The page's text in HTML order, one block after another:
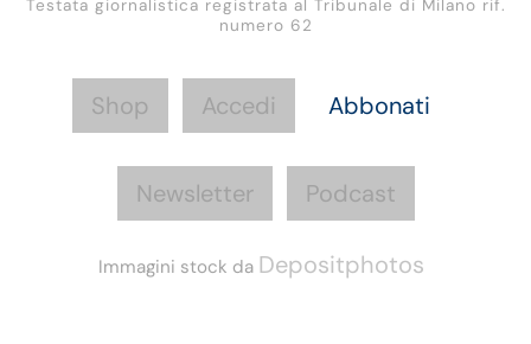
Testata giornalistica registrata al Tribunale di Milano rif.
numero 62
Shop Accedi Abbonati
Newsletter Podcast
Immagini stock da Depositphotos